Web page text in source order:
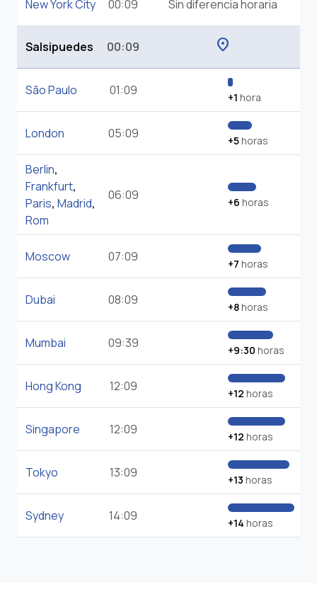
New York City 00:09 Sin diferencia horaria
Salsipuedes 00:09 location_on
São Paulo 01:09 +1 hora
London 05:09 +5horas
Berlin,
Frankfurt,
Paris, Madrid,
Rom
06:09 +6 horas
Moscow 07:09 +7 horas
Dubai 08:09 +8horas
Mumbai 09:39 +9:30 horas
Hong Kong 12:09 +12 horas
Singapore 12:09 +12 horas
Tokyo 13:09 +13 horas
Sydney 14:09 +14 horas